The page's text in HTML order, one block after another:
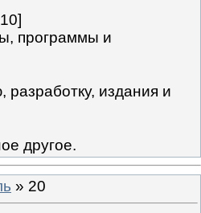
программы и
издания и
другое.
» 20